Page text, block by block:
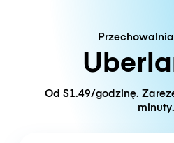
Od $1.49/godzinę.
minuty.